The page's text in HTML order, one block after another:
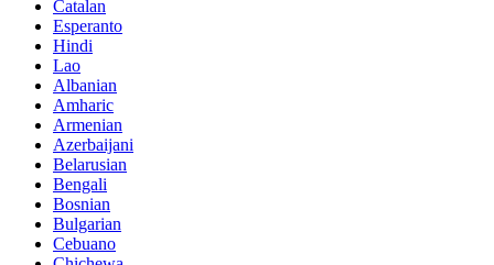
Catalan
Esperanto
Hindi
Lao
Albanian
Amharic
Armenian
Azerbaijani
Belarusian
Bengali
Bosnian
Bulgarian
Cebuano